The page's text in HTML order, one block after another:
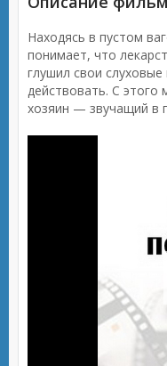
Находясь в пустом
понимает, что
глушил свои
действовать. С этого
хозяин — звучащий в